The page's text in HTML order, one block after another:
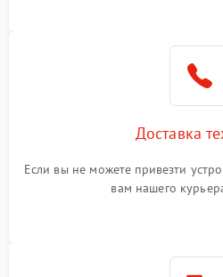
Доставка
Если вы не можете привезти
вам нашего